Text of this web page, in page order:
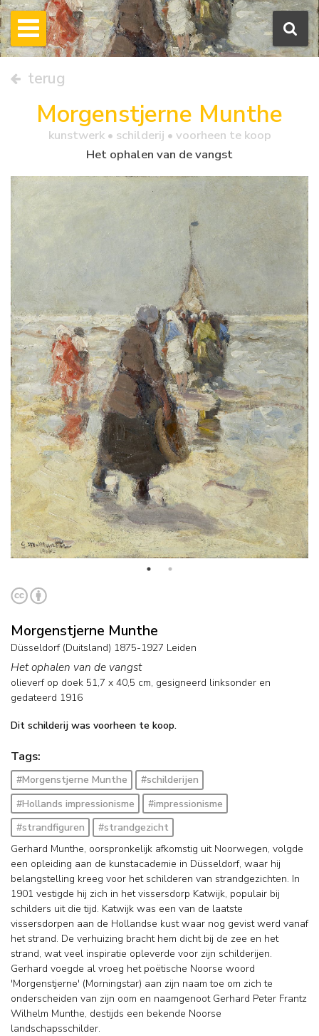
terug
Morgenstjerne Munthe
kunstwerk • schilderij • voorheen te koop
Het ophalen van de vangst
Morgenstjerne Munthe
Düsseldorf (Duitsland) 1875-1927 Leiden
Het ophalen van de vangst
olieverf op doek 51,7 x 40,5 cm, gesigneerd linksonder en
gedateerd 1916
Dit schilderij was voorheen te koop.
Tags:
#Morgenstjerne Munthe
#schilderijen
#Hollands impressionisme
#impressionisme
#strandfiguren
#strandgezicht
Gerhard Munthe, oorspronkelijk afkomstig uit Noorwegen, volgde
een opleiding aan de kunstacademie in Düsseldorf, waar hij
belangstelling kreeg voor het schilderen van strandgezichten. In
1901 vestigde hij zich in het vissersdorp Katwijk, populair bij
schilders uit die tijd. Katwijk was een van de laatste
vissersdorpen aan de Hollandse kust waar nog gevist werd vanaf
het strand. De verhuizing bracht hem dicht bij de zee en het
strand, wat veel inspiratie opleverde voor zijn schilderijen.
Gerhard voegde al vroeg het poëtische Noorse woord
'Morgenstjerne' (Morningstar) aan zijn naam toe om zich te
onderscheiden van zijn oom en naamgenoot Gerhard Peter Frantz
Wilhelm Munthe, destijds een bekende Noorse
landschapsschilder.